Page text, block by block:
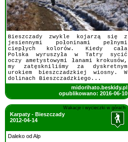
Bieszczady zwykle kojarzą się z
jesiennymi połoninami pełnymi
ciepłych kolorów. Kiedy cała
Polska wyruszyła w Tatry sycić
oczy ametystowymi łanami krokusów,
my zatęskniliśmy za dyskretnym
urokiem bieszczadzkiej wiosny. W
dolinach Bieszczadzkiego...
midorihato.beskidy.pl
opublikowano: 2016-06-10
Wakacje i wycieczki w górach
Karpaty - Bieszczady
2012-04-14
Daleko od Alp